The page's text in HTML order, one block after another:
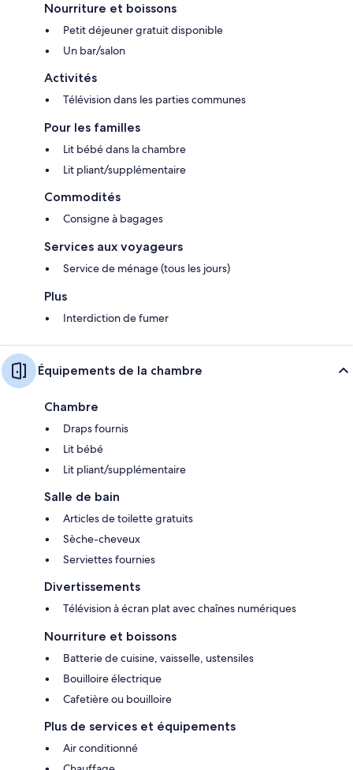
Nourriture et boissons
Petit déjeuner gratuit disponible
Un bar/salon
Activités
Télévision dans les parties communes
Pour les familles
Lit bébé dans la chambre
Lit pliant/supplémentaire
Commodités
Consigne à bagages
Services aux voyageurs
Service de ménage (tous les jours)
Plus
Interdiction de fumer
Équipements de la chambre
Chambre
Draps fournis
Lit bébé
Lit pliant/supplémentaire
Salle de bain
Articles de toilette gratuits
Sèche-cheveux
Serviettes fournies
Divertissements
Télévision à écran plat avec chaînes numériques
Nourriture et boissons
Batterie de cuisine, vaisselle, ustensiles
Bouilloire électrique
Cafetière ou bouilloire
Plus de services et équipements
Air conditionné